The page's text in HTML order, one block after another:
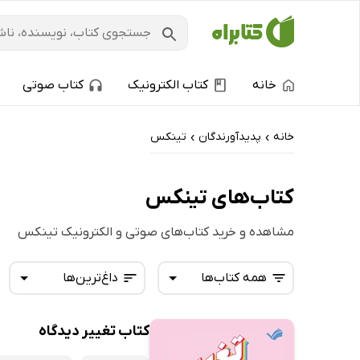
خانه کتاب الکترونیک کتاب صوتی
خانه › پدیدآورندگان › تینکس
کتاب‌های تینکس
مشاهده و خرید کتاب‌های صوتی و الکترونیک تینکس
داغ‌ترین‌ها
تازه‌ها
همه کتاب‌ها
همه کتاب‌ها
کتاب تغییر دیدگاه